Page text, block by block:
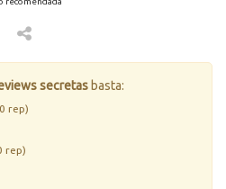
secretas basta:
rep)
rep)